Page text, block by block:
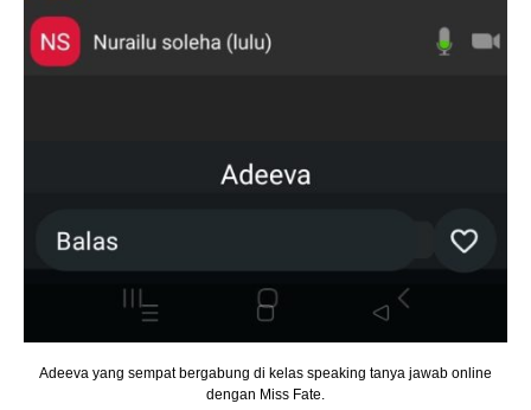
Adeeva yang sempat bergabung di kelas speaking tanya jawab online
dengan Miss Fate.